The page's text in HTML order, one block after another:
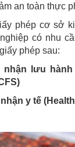
an toàn thực
phép cơ sở
có nhu
phép sau:
nhận lưu
y tế